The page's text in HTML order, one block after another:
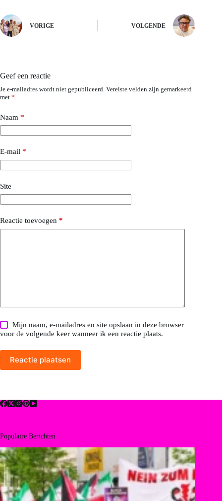
VORIGE VOLGENDE
Geef een reactie
Je e-mailadres wordt niet gepubliceerd. Vereiste velden zijn gemarkeerd
met *
Naam *
E-mail *
Site
Reactie toevoegen *
Mijn naam, e-mailadres en site opslaan in deze browser
voor de volgende keer wanneer ik een reactie plaats.
Reactie plaatsen
Populaire Berichten